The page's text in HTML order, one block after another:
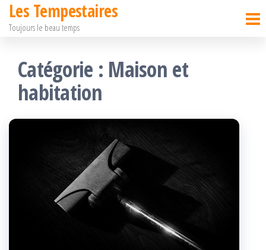
Passer
contenu
Les Tempestaires
Toujours le beau temps
Catégorie : Maison et
habitation